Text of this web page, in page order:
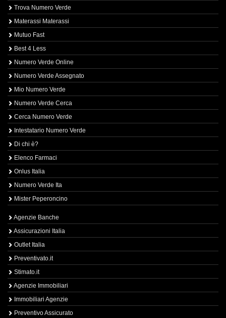
Trova Numero Verde
Materassi Materassi
Mutuo Fast
Best 4 Less
Numero Verde Online
Numero Verde Assegnato
Mio Numero Verde
Numero Verde Cerca
Cerca Numero Verde
Intestatario Numero Verde
Di chi è?
Elenco Farmaci
Onlus Italia
Numero Verde Ita
Mister Peperoncino
Agenzie Banche
Assicurazioni Italia
Outlet Italia
Preventivato.it
Stimato.it
Agenzie Immobiliari
Immobiliari Agenzie
Preventivo Assicurato